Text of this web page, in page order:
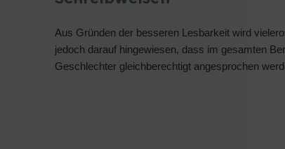
Aus Gründen der besseren Lesbarkeit wird
jedoch darauf hingewiesen, dass im gesamten
Geschlechter gleichberechtigt angesprochen